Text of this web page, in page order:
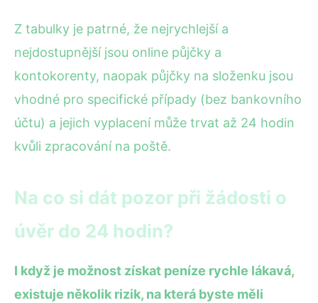
Z tabulky je patrné, že nejrychlejší a
nejdostupnější jsou online půjčky a
kontokorenty, naopak půjčky na složenku jsou
vhodné pro specifické případy (bez bankovního
účtu) a jejich vyplacení může trvat až 24 hodin
kvůli zpracování na poště.
Na co si dát pozor při žádosti o
úvěr do 24 hodin?
I když je možnost získat peníze rychle lákavá,
existuje několik rizik, na která byste měli